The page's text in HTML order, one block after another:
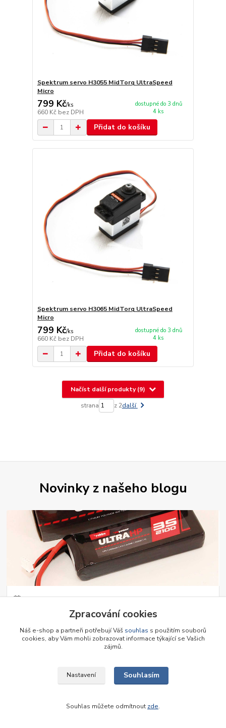
Spektrum servo H3055 MidTorq UltraSpeed
Micro
799 Kč/ks
660 Kč bez DPH
dostupné do 3 dnů
4 ks
Přidat do košíku
Spektrum servo H3065 MidTorq UltraSpeed
Micro
799 Kč/ks
660 Kč bez DPH
dostupné do 3 dnů
4 ks
Přidat do košíku
Načíst další produkty (9)
strana z 2další
Novinky z našeho blogu
01.11.2024
Lipol baterie Robbe
S radostí Vám představujeme Li-Pol baterie Robbe, které nově
nabízíme u nás na prodejně. Rozšířili jsme sortiment.číst celé
Zpracování cookies
Náš e-shop a partneři potřebují Váš souhlas s použitím souborů
cookies, aby Vám mohli zobrazovat informace týkající se Vašich
zájmů.
Nastavení Souhlasím
Souhlas můžete odmítnout zde.